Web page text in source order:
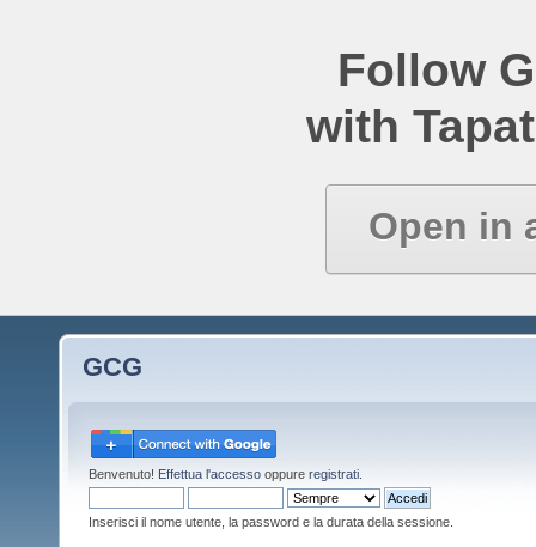
Follow
with
Open in
GCG
Benvenuto! Effettua l'accesso oppure registrati
Inserisci il nome utente, la password e la durata della sessione.